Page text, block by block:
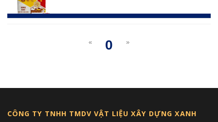
«
0
»
CÔNG TY TNHH TMDV VẬT LIỆU XÂY DỰNG XANH